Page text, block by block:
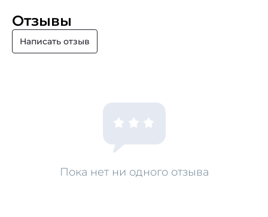
Отзывы
Написать отзыв
Пока нет ни одного отзыва